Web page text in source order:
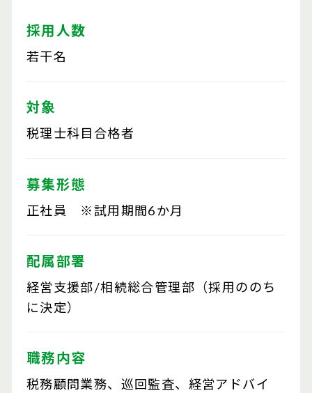
採用人数
若干名
対象
税理士科目合格者
募集形態
正社員 ※試用期間6か月
配属部署
経営支援部/相続総合管理部（採用ののち
に決定）
職務内容
税務顧問業務、巡回監査、経営アドバイ